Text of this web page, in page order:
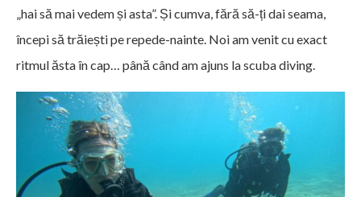
„hai să mai vedem și asta”. Și cumva, fără să-ți dai seama,
începi să trăiești pe repede-nainte. Noi am venit cu exact
ritmul ăsta în cap… până când am ajuns la scuba diving.